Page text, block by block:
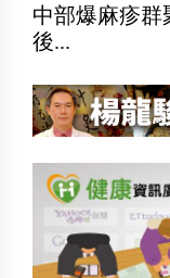
中部爆麻疹群
後...